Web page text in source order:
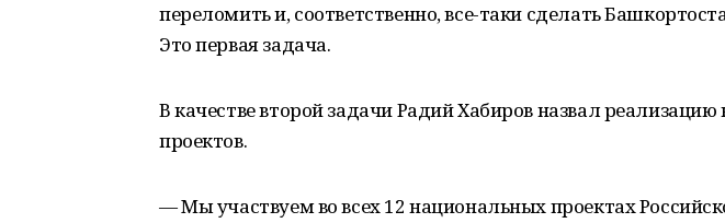
переломить и, соответственно, все-таки сделать
Это первая задача.
В качестве второй задачи Радий Хабиров назвал
проектов.
— Мы участвуем во всех 12 национальных проектах